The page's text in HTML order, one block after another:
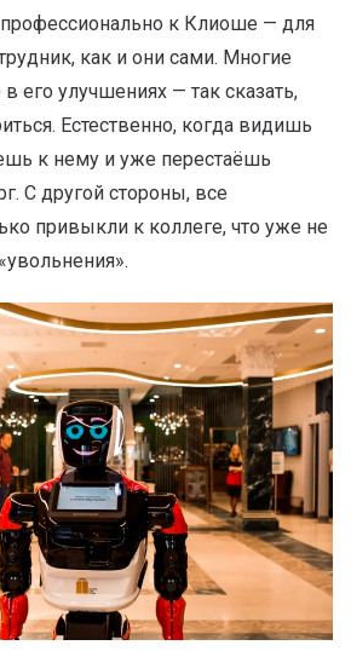
профессионально к Клиоше — для
как и они сами. Многие
его улучшениях — так сказать,
Естественно, когда видишь
к нему и уже перестаёшь
С другой стороны, все
привыкли к коллеге, что уже не